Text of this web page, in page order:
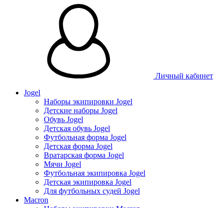
Личный кабинет
Jogel
Наборы экипировки Jogel
Детские наборы Jogel
Обувь Jogel
Детская обувь Jogel
Футбольная форма Jogel
Детская форма Jogel
Вратарская форма Jogel
Мячи Jogel
Футбольная экипировка Jogel
Детская экипировка Jogel
Для футбольных судей Jogel
Macron